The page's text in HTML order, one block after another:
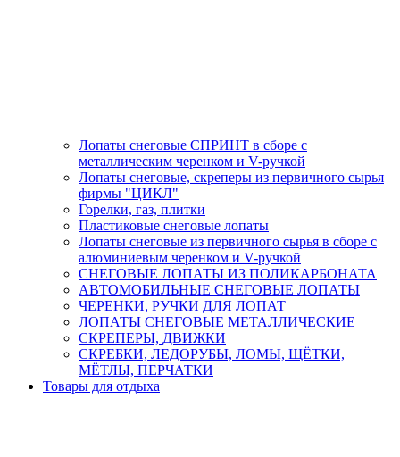
Лопаты снеговые СПРИНТ в сборе с
металлическим черенком и V-ручкой
Лопаты снеговые, скреперы из первичного сырья
фирмы "ЦИКЛ"
Горелки, газ, плитки
Пластиковые снеговые лопаты
Лопаты снеговые из первичного сырья в сборе с
алюминиевым черенком и V-ручкой
СНЕГОВЫЕ ЛОПАТЫ ИЗ ПОЛИКАРБОНАТА
АВТОМОБИЛЬНЫЕ СНЕГОВЫЕ ЛОПАТЫ
ЧЕРЕНКИ, РУЧКИ ДЛЯ ЛОПАТ
ЛОПАТЫ СНЕГОВЫЕ МЕТАЛЛИЧЕСКИЕ
СКРЕПЕРЫ, ДВИЖКИ
СКРЕБКИ, ЛЕДОРУБЫ, ЛОМЫ, ЩЁТКИ,
МЁТЛЫ, ПЕРЧАТКИ
Товары для отдыха